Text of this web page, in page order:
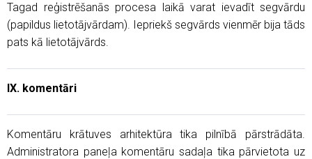
Tagad reģistrēšanās procesa laikā varat ievadīt segvārdu
(papildus lietotājvārdam). Iepriekš segvārds vienmēr bija tāds
pats kā lietotājvārds.
IX. komentāri
Komentāru krātuves arhitektūra tika pilnībā pārstrādāta.
Administratora paneļa komentāru sadaļa tika pārvietota uz